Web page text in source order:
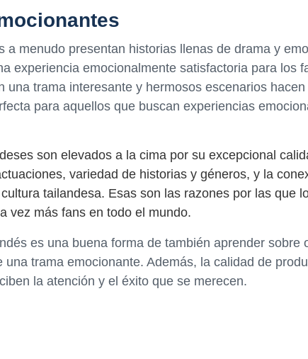
a menudo presentan historias llenas de drama y
experiencia emocionalmente satisfactoria para los
una trama interesante y hermosos escenarios
para aquellos que buscan experiencias
son elevados a la cima por su excepcional
variedad de historias y géneros, y la
tailandesa. Esas son las razones por las que
vez más fans en todo el mundo.
es una buena forma de también aprender sobre
trama emocionante. Además, la calidad de
la atención y el éxito que se merecen.